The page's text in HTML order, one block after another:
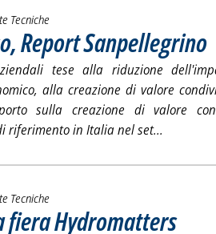
Tecniche
Report Sanpellegrino
tese alla riduzione
alla creazione di valore
sulla creazione di valore
riferimento in Italia nel set...
Tecniche
fiera Hydromatters